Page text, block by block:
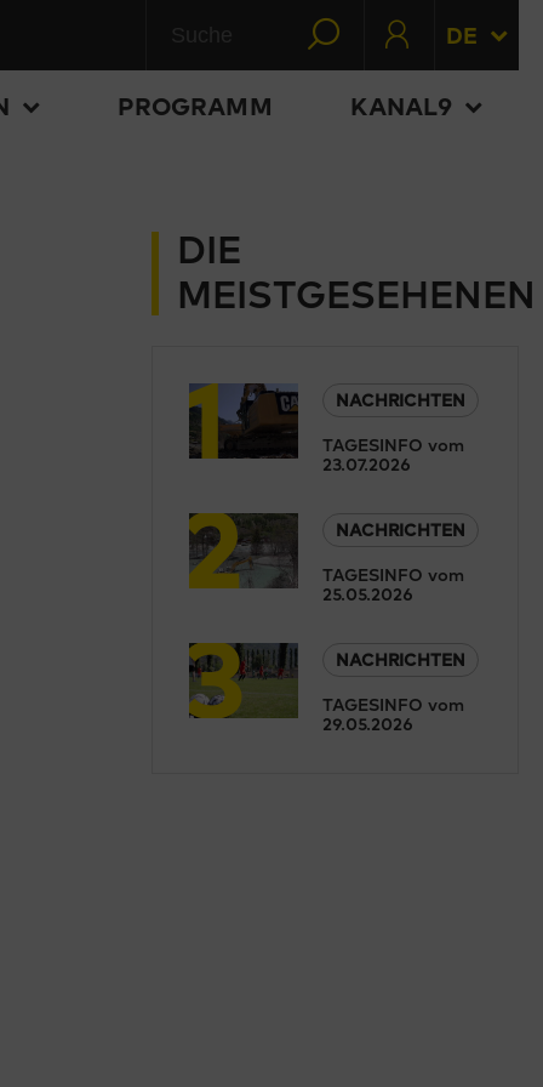
DE
PROGRAMM KANAL9
DIE
MEISTGESEHENEN
1
NACHRICHTEN
TAGESINFO vom
23.07.2026
2
NACHRICHTEN
TAGESINFO vom
25.05.2026
3
NACHRICHTEN
TAGESINFO vom
29.05.2026